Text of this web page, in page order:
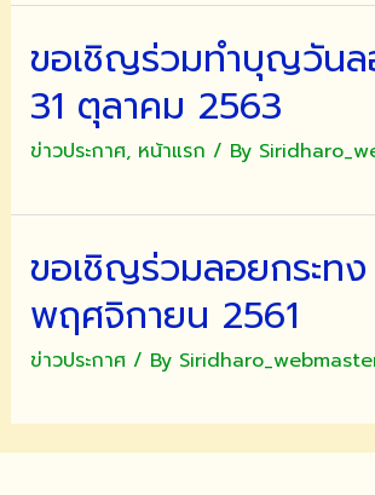
ท่าน้ำ
วัดมัชฌันติการาม
8
พ.ย.
ขอเชิญร่วมทำบุญวันล
31 ตุลาคม 2563
ข่าวประกาศ, หน้าแรก / By
ขอเชิญร่วมลอยกระท
พฤศจิกายน 2561
ข่าวประกาศ/ By